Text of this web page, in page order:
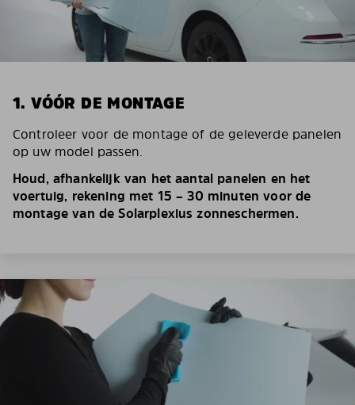
1. VÓÓR DE MONTAGE
Controleer voor de montage of de geleverde panelen
op uw model passen.
Houd, afhankelijk van het aantal panelen en het
voertuig, rekening met 15 – 30 minuten voor de
montage van de Solarplexius zonneschermen.